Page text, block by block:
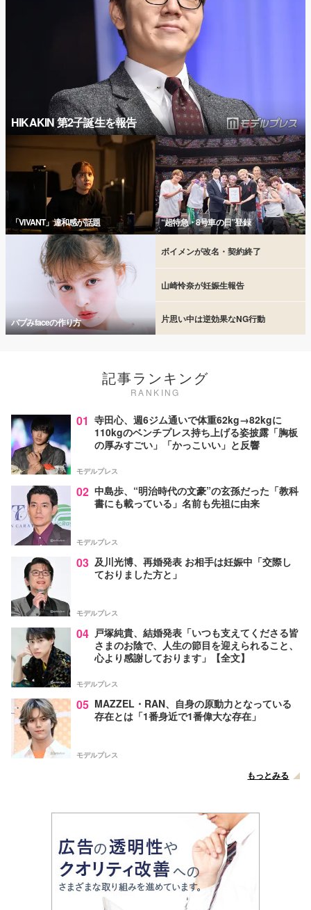
HIKAKIN 第2子誕生を報告
「VIVANT」違和感が話題 “超特急・8号車の日”登録
バブみfaceの作り方
ボイメンが改名・契約終了
山崎怜奈が妊娠生報告
片思い中は逆効果なNG行動
記事ランキング
RANKING
01 寺田心、週6ジム通いで体重62kg→82kgに
110kgのベンチプレス持ち上げる姿披露「胸板
の厚みすごい」「かっこいい」と反響
モデルプレス
02 中島歩、“明治時代の文豪”の玄孫だった「教科
書にも載っている」名前も先祖に由来
モデルプレス
03 及川光博、再婚発表 お相手は妊娠中「交際し
ておりました方と」
モデルプレス
04 戸塚純貴、結婚発表「いつも支えてくださる皆
さまのお陰で、人生の節目を迎えられること、
心より感謝しております」【全文】
モデルプレス
05 MAZZEL・RAN、自身の原動力となっている
存在とは「1番身近で1番偉大な存在」
モデルプレス
もっとみる